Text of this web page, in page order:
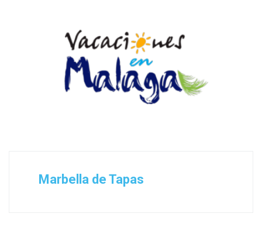
Marbella de Tapas